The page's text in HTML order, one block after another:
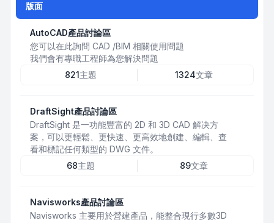
版面
AutoCAD產品討論區
您可以在此詢問 CAD /BIM 相關使用問題
我們會有專職工程師為您解決問題
821主題 1324文章
DraftSight產品討論區
DraftSight 是一功能豐富的 2D 和 3D CAD 解决方
案，可以更輕鬆、更快速、更高效地創建、編輯、查
看和標記任何類型的 DWG 文件。
68主題 89文章
Navisworks產品討論區
Navisworks 主要用於營建產品，能整合現行多數3D